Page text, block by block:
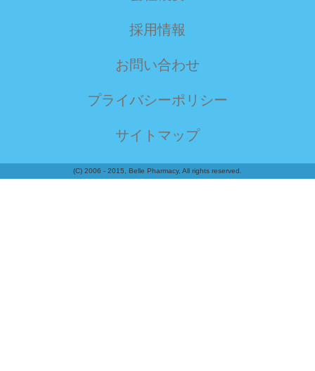
採用情報
お問い合わせ
プライバシーポリシー
サイトマップ
(C) 2006 - 2015, Belle Pharmacy, All rights reserved.